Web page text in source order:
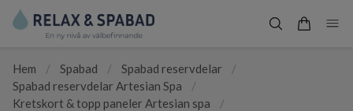
Hem / Spabad / Spabad reservdelar
/
Spabad reservdelar Artesian Spa
/
Kretskort & topp paneler Artesian spa
/